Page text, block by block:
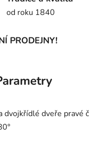
od roku 1840
PRODEJNY!
dvojkřídlé dveře pravé